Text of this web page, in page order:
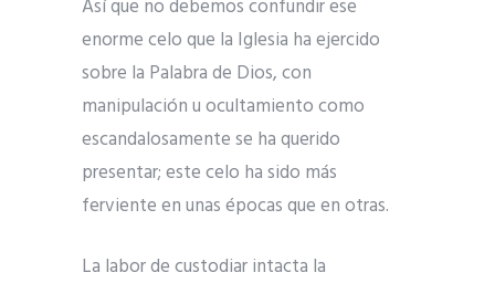
Así que no debemos confundir ese
enorme celo que la Iglesia ha ejercido
sobre la Palabra de Dios, con
manipulación u ocultamiento como
escandalosamente se ha querido
presentar; este celo ha sido más
ferviente en unas épocas que en otras.
La labor de custodiar intacta la